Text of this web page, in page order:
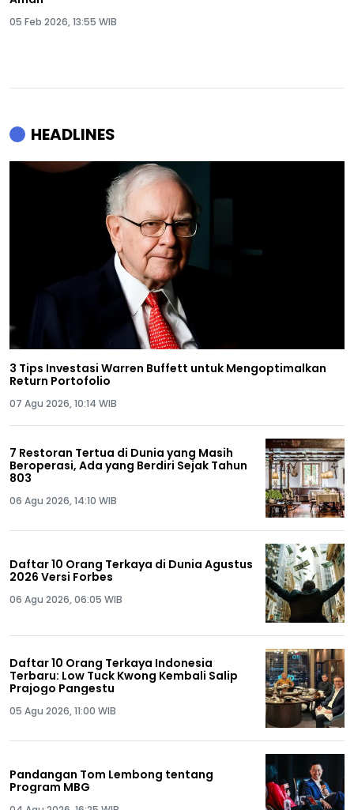
05 Feb 2026, 13:55 WIB
HEADLINES
3 Tips Investasi Warren Buffett untuk Mengoptimalkan
Return Portofolio
07 Agu 2026, 10:14 WIB
7 Restoran Tertua di Dunia yang Masih
Beroperasi, Ada yang Berdiri Sejak Tahun
803
06 Agu 2026, 14:10 WIB
Daftar 10 Orang Terkaya di Dunia Agustus
2026 Versi Forbes
06 Agu 2026, 06:05 WIB
Daftar 10 Orang Terkaya Indonesia
Terbaru: Low Tuck Kwong Kembali Salip
Prajogo Pangestu
05 Agu 2026, 11:00 WIB
Pandangan Tom Lembong tentang
Program MBG